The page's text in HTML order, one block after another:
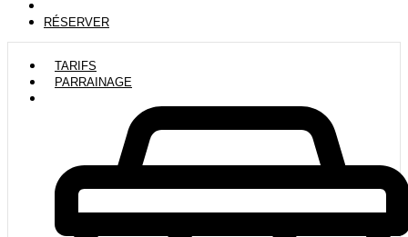
RÉSERVER
TARIFS
PARRAINAGE